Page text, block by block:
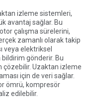
izleme sistemleri,
avantaj sağlar. Bu
çalışma sürelerini,
zamanlı olarak takip
veya elektriksel
gönderir. Bu
çözebilir. Uzaktan izleme
için de veri sağlar.
ömrü, kompresör
edilebilir.